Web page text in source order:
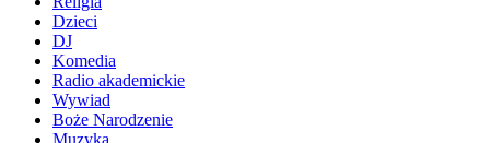
Dzieci
DJ
Komedia
Radio akademickie
Wywiad
Boże Narodzenie